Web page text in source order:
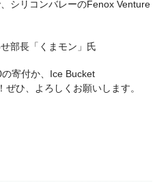
シリコンバレーのFenox Venture
部長「くまモン」氏
寄付か、Ice Bucket
ひ、よろしくお願いします。